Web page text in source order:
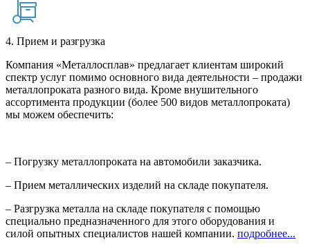
4. Прием и разгрузка
Компания «Металлосплав» предлагает клиентам широкий
спектр услуг помимо основного вида деятельности – продажи
металлопроката разного вида. Кроме внушительного
ассортимента продукции (более 500 видов металлопроката)
мы можем обеспечить:
– Погрузку металлопроката на автомобили заказчика.
– Прием металлических изделий на складе покупателя.
– Разгрузка металла на складе покупателя с помощью
специально предназначенного для этого оборудования и
силой опытных специалистов нашей компании. подробнее...